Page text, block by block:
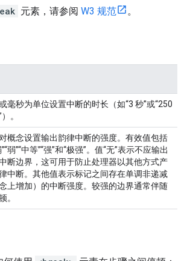
元素，请参阅 W3 规范 。
毫秒为单位设置中断的时长（如“3 秒”或“250
。
概念设置输出韵律中断的强度。有效值包括
弱”“中等”“强”和“极强”。值“无”表示不应输出
断边界，这可用于防止处理器以其他方式产
中断。其他值表示标记之间存在单调非递减
念上增加）的中断强度。较强的边界通常伴随
。